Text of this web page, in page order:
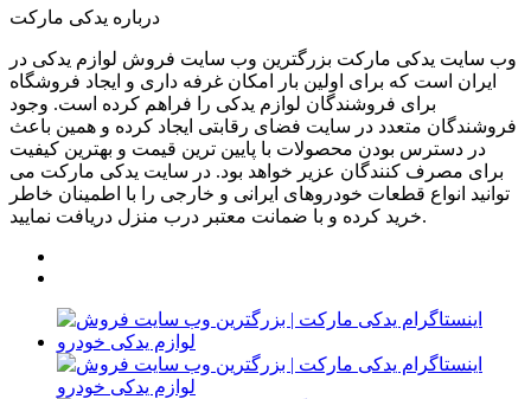
درباره یدکی مارکت
وب سایت یدکی مارکت بزرگترین وب سایت فروش لوازم یدکی در
ایران است که برای اولین بار امکان غرفه داری و ایجاد فروشگاه
برای فروشندگان لوازم یدکی را فراهم کرده است. وجود
فروشندگان متعدد در سایت فضای رقابتی ایجاد کرده و همین باعث
در دسترس بودن محصولات با پایین ترین قیمت و بهترین کیفیت
برای مصرف کنندگان عزیر خواهد بود. در سایت یدکی مارکت می
توانید انواع قطعات خودروهای ایرانی و خارجی را با اطمینان خاطر
خرید کرده و با ضمانت معتبر درب منزل دریافت نمایید.